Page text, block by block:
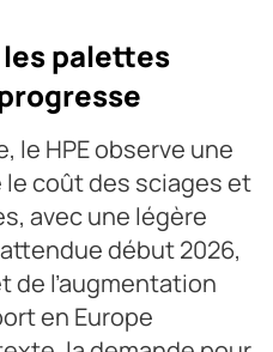
les palettes
le HPE observe une
coût des sciages et
avec une légère
début 2026,
de l’augmentation
en Europe